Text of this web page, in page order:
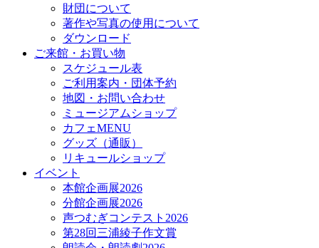
財団について
著作や写真の使用について
ダウンロード
ご来館・お買い物
スケジュール表
ご利用案内・団体予約
地図・お問い合わせ
ミュージアムショップ
カフェMENU
グッズ（通販）
リキュールショップ
イベント
本館企画展2026
分館企画展2026
声つむぎコンテスト2026
第28回三浦綾子作文賞